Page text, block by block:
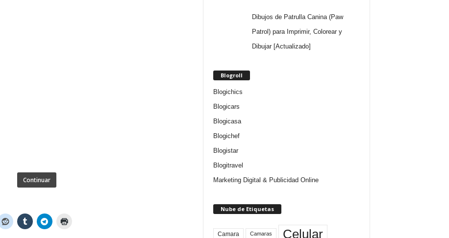
Continuar
Dibujos de Patrulla Canina (Paw
Patrol) para Imprimir, Colorear y
Dibujar [Actualizado]
Blogroll
Blogichics
Blogicars
Blogicasa
Blogichef
Blogistar
Blogitravel
Marketing Digital & Publicidad Online
Nube de Etiquetas
Camara Camaras Celular